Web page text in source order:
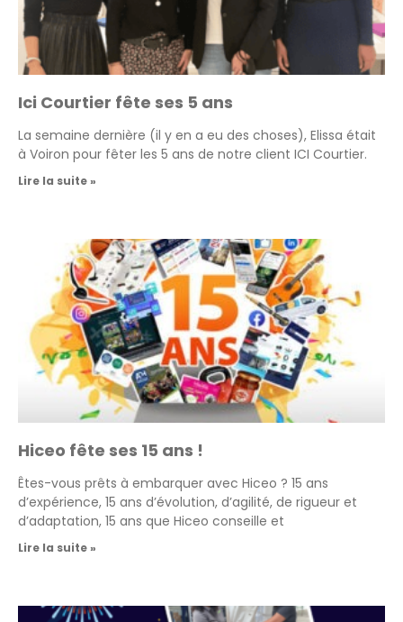
Ici Courtier fête ses 5 ans
La semaine dernière (il y en a eu des choses), Elissa était
à Voiron pour fêter les 5 ans de notre client ICI Courtier.
Lire la suite »
Hiceo fête ses 15 ans !
Êtes-vous prêts à embarquer avec Hiceo ? 15 ans
d’expérience, 15 ans d’évolution, d’agilité, de rigueur et
d’adaptation, 15 ans que Hiceo conseille et
Lire la suite »